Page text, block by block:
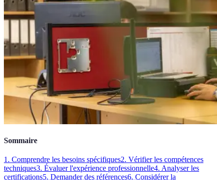
Sommaire
1. Comprendre les besoins spécifiques2. Vérifier les compétences
techniques3. Évaluer l'expérience professionnelle4. Analyser les
certifications5. Demander des références6. Considérer la